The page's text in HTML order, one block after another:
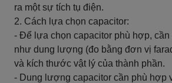
ra một sự tích tụ điện.
2. Cách lựa chọn capacitor:
- Để lựa chọn capacitor phù hợp, cần
như dung lượng (đo bằng đơn vị
và kích thước vật lý của thành phần.
- Dung lượng capacitor cần phù hợp